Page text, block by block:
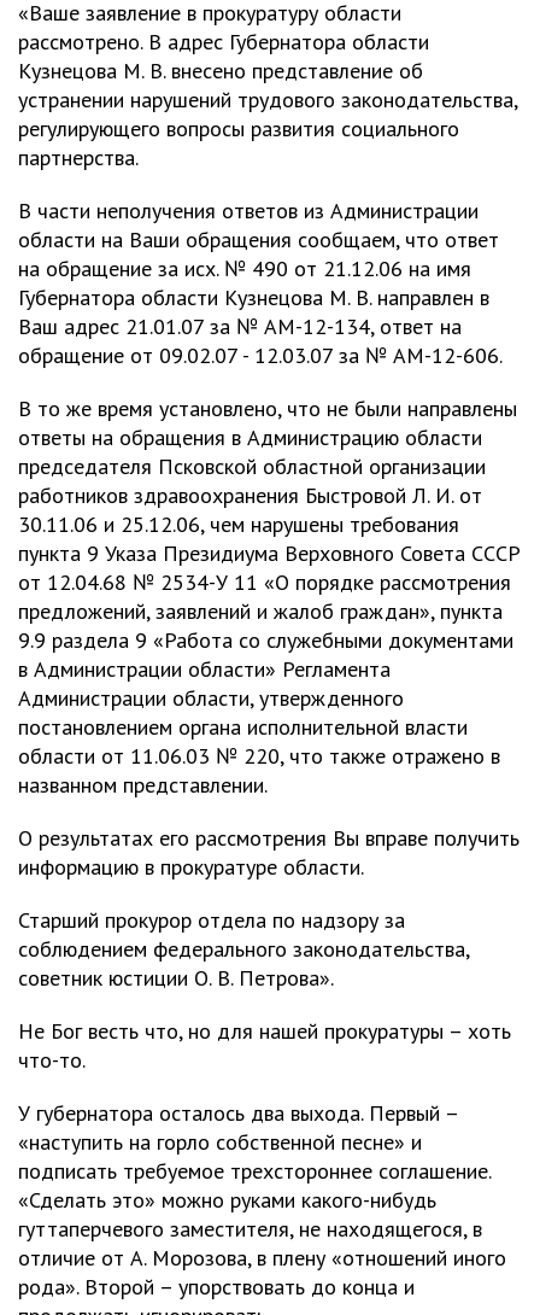
«Ваше заявление в прокуратуру области
рассмотрено. В адрес Губернатора области
Кузнецова М. В. внесено представление об
устранении нарушений трудового законодательства,
регулирующего вопросы развития социального
партнерства.
В части неполучения ответов из Администрации
области на Ваши обращения сообщаем, что ответ
на обращение за исх. № 490 от 21.12.06 на имя
Губернатора области Кузнецова М. В. направлен в
Ваш адрес 21.01.07 за № АМ-12-134, ответ на
обращение от 09.02.07 - 12.03.07 за № АМ-12-606.
В то же время установлено, что не были направлены
ответы на обращения в Администрацию области
председателя Псковской областной организации
работников здравоохранения Быстровой Л. И. от
30.11.06 и 25.12.06, чем нарушены требования
пункта 9 Указа Президиума Верховного Совета СССР
от 12.04.68 № 2534-У 11 «О порядке рассмотрения
предложений, заявлений и жалоб граждан», пункта
9.9 раздела 9 «Работа со служебными документами
в Администрации области» Регламента
Администрации области, утвержденного
постановлением органа исполнительной власти
области от 11.06.03 № 220, что также отражено в
названном представлении.
О результатах его рассмотрения Вы вправе получить
информацию в прокуратуре области.
Старший прокурор отдела по надзору за
соблюдением федерального законодательства,
советник юстиции О. В. Петрова».
Не Бог весть что, но для нашей прокуратуры – хоть
что-то.
У губернатора осталось два выхода. Первый –
«наступить на горло собственной песне» и
подписать требуемое трехстороннее соглашение.
«Сделать это» можно руками какого-нибудь
гуттаперчевого заместителя, не находящегося, в
отличие от А. Морозова, в плену «отношений иного
рода». Второй – упорствовать до конца и